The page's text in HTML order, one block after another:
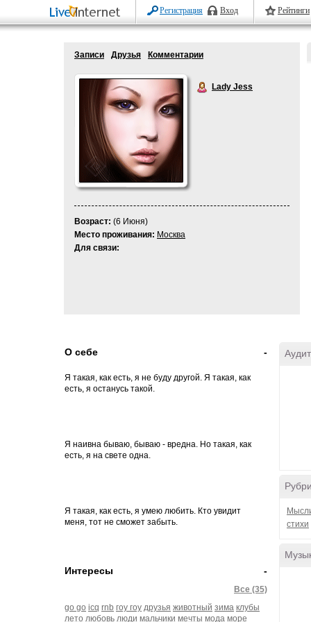
Регистрация Вход Рейтинги
Записи Друзья Комментарии
Lady Jess
Возраст: (6 Июня)
Место проживания: Москва
Для связи:
-
О себе
Я такая, как есть, я не буду другой. Я такая, как
есть, я останусь такой.
Я наивна бываю, бываю - вредна. Но такая, как
есть, я на свете одна.
Я такая, как есть, я умею любить. Кто увидит
меня, тот не сможет забыть.
Я умею ласкать, но умею и бить. Я умею спасать и
-
Интересы
Все (35)
go go icq rnb гоу гоу друзья животный зима клубы
лето любовь люди мальчики мечты мода море
стихи